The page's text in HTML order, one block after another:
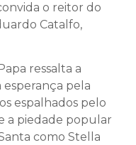
o reitor do
Catalfo,
ressalta a
pela
espalhados pelo
a piedade popular
como Stella